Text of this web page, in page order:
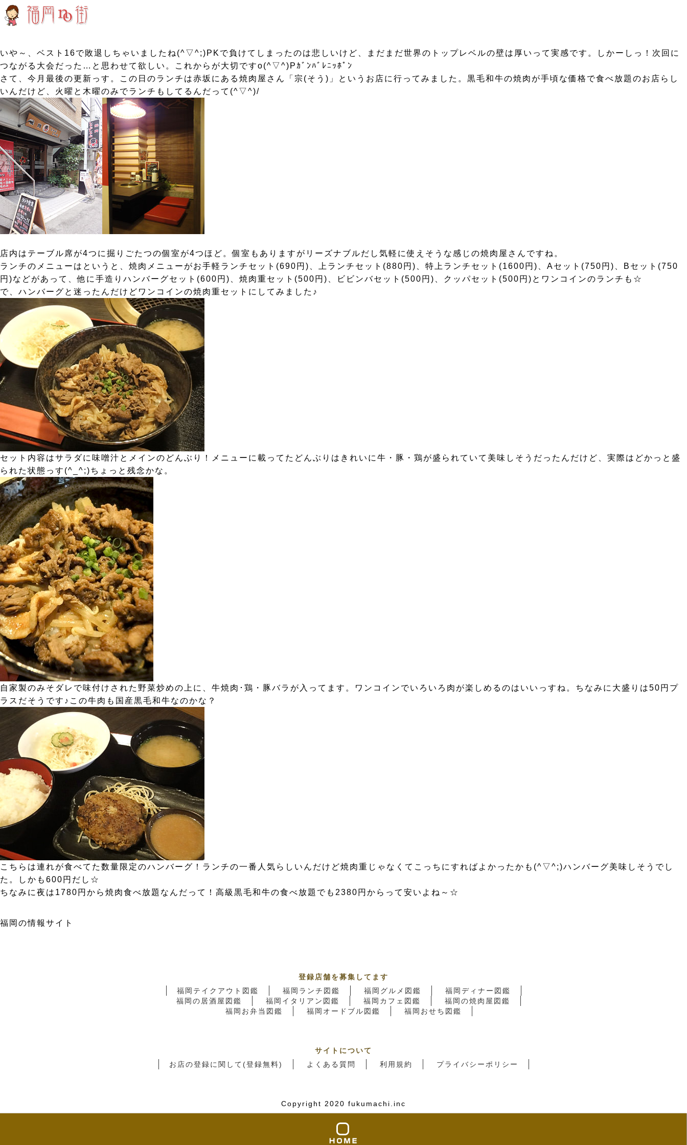
いや～、ベスト16で敗退しちゃいましたね(^▽^;)PKで負けてしまったのは悲しいけど、まだまだ世界のトップレベルの壁は厚いって実感です。しかーしっ！次回に
つながる大会だった…と思わせて欲しい。これからが大切ですo(^▽^)Pｶﾞﾝﾊﾞﾚﾆｯﾎﾟﾝ
さて、今月最後の更新っす。この日のランチは赤坂にある焼肉屋さん「宗(そう)」というお店に行ってみました。黒毛和牛の焼肉が手頃な価格で食べ放題のお店らし
いんだけど、火曜と木曜のみでランチもしてるんだって(^▽^)/
店内はテーブル席が4つに掘りごたつの個室が4つほど。個室もありますがリーズナブルだし気軽に使えそうな感じの焼肉屋さんですね。
ランチのメニューはというと、焼肉メニューがお手軽ランチセット(690円)、上ランチセット(880円)、特上ランチセット(1600円)、Aセット(750円)、Bセット(750
円)などがあって、他に手造りハンバーグセット(600円)、焼肉重セット(500円)、ビビンバセット(500円)、クッパセット(500円)とワンコインのランチも☆
で、ハンバーグと迷ったんだけどワンコインの焼肉重セットにしてみました♪
セット内容はサラダに味噌汁とメインのどんぶり！メニューに載ってたどんぶりはきれいに牛・豚・鶏が盛られていて美味しそうだったんだけど、実際はどかっと盛
られた状態っす(^_^;)ちょっと残念かな。
自家製のみそダレで味付けされた野菜炒めの上に、牛焼肉･鶏・豚バラが入ってます。ワンコインでいろいろ肉が楽しめるのはいいっすね。ちなみに大盛りは50円プ
ラスだそうです♪この牛肉も国産黒毛和牛なのかな？
こちらは連れが食べてた数量限定のハンバーグ！ランチの一番人気らしいんだけど焼肉重じゃなくてこっちにすればよかったかも(^▽^;)ハンバーグ美味しそうでし
た。しかも600円だし☆
ちなみに夜は1780円から焼肉食べ放題なんだって！高級黒毛和牛の食べ放題でも2380円からって安いよね～☆
福岡の情報サイト
登録店舗を募集してます
福岡テイクアウト図鑑
福岡ランチ図鑑 福岡グルメ図鑑
福岡ディナー図鑑
福岡の居酒屋図鑑
福岡イタリアン図鑑 福岡カフェ図鑑
福岡の焼肉屋図鑑
福岡お弁当図鑑
福岡オードブル図鑑 福岡おせち図鑑
サイトについて
お店の登録に関して(登録無料)
よくある質問 利用規約 プライバシーポリシー
Copyright 2020 fukumachi.inc